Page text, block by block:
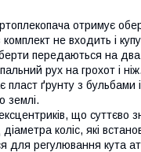
отримує
не входить і
передаються на
рух на грохот і ніж.
пласт ґрунту з
землі.
що суттєво
коліс, які
для регулювання кута